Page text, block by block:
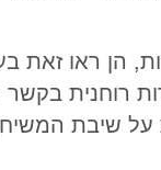
הן ראו
רוחנית
שיבת